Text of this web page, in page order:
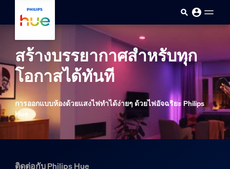
สร้างบรรยากาศสำหรับทุก
โอกาสได้ทันที
การออกแบบห้องด้วยแสงไฟทำได้ง่ายๆ ด้วยไฟอัจฉริยะ Philips
Hue
ติดต่อกับ Philips Hue